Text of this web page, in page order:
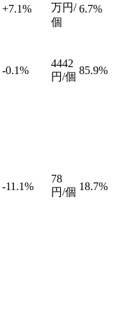
+7.1%
万円/
個
6.7%
-0.1%
4442
円/個
85.9%
-11.1%
78
円/個 18.7%